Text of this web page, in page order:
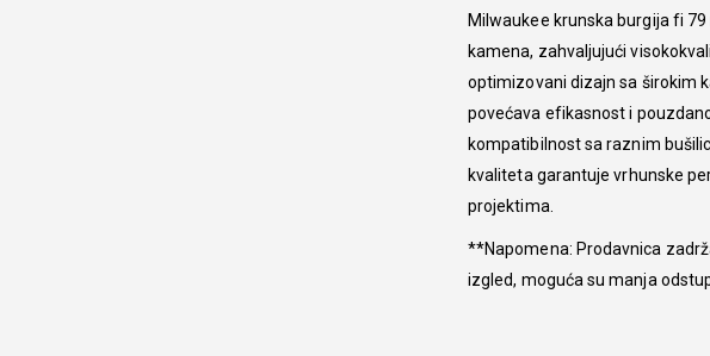
Milwaukee krunska burgija fi
kamena, zahvaljujući
optimizovani dizajn sa širokim
povećava efikasnost i
kompatibilnost sa raznim
kvaliteta garantuje vrhunske
projektima.
**Napomena: Prodavnica
izgled, moguća su manja